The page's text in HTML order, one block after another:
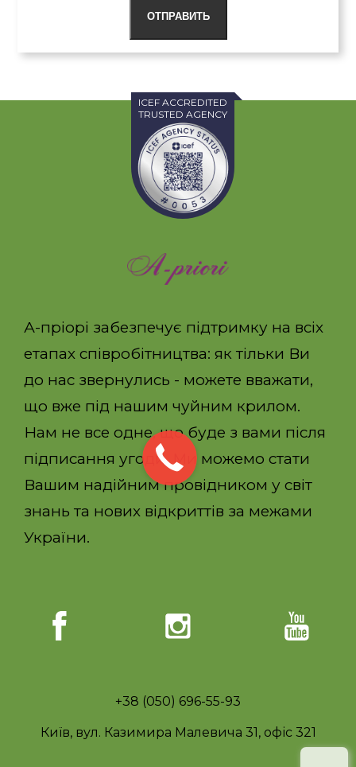
ОТПРАВИТЬ
ICEF ACCREDITED
TRUSTED AGENCY
А-пріорі забезпечує підтримку на всіх
етапах співробітництва: як тільки Ви
до нас звернулись - можете вважати,
що вже під нашим чуйним крилом.
Нам не все одне, що буде з вами після
підписання угоди. Ми можемо стати
Вашим надійним провідником у світ
знань та нових відкриттів за межами
України.
+38 (050) 696-55-93
Київ, вул. Казимира Малевича 31, офіс 321